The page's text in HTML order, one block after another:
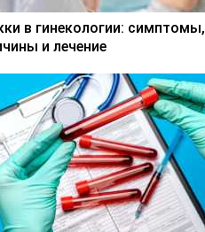
в гинекологии: симптомы,
и лечение